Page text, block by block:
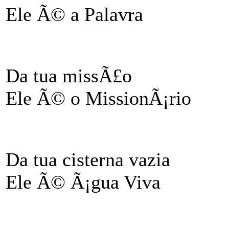
Ele Ã© a Palavra
Da tua missÃ£o
Ele Ã© o MissionÃ¡rio
Da tua cisterna vazia
Ele Ã© Ã¡gua Viva